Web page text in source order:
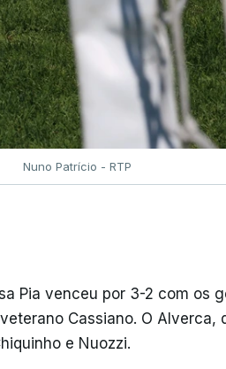
Nuno Patrício - RTP
Pia venceu por 3-2 com os
Cassiano. O Alverca,
e Nuozzi.